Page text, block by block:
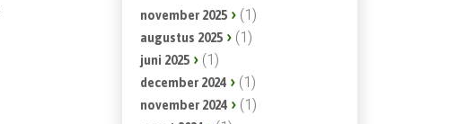
november 2025 (1)
augustus 2025 (1)
juni 2025 (1)
december 2024 (1)
november 2024 (1)